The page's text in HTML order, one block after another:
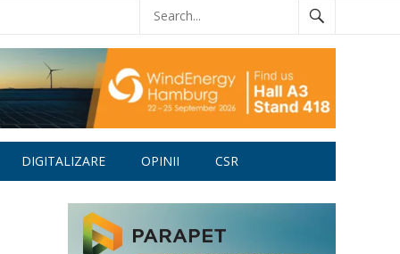
DIGITALIZARE OPINII CSR